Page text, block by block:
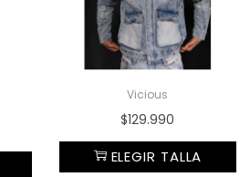
Vicious
$129.990
ELEGIR TALLA